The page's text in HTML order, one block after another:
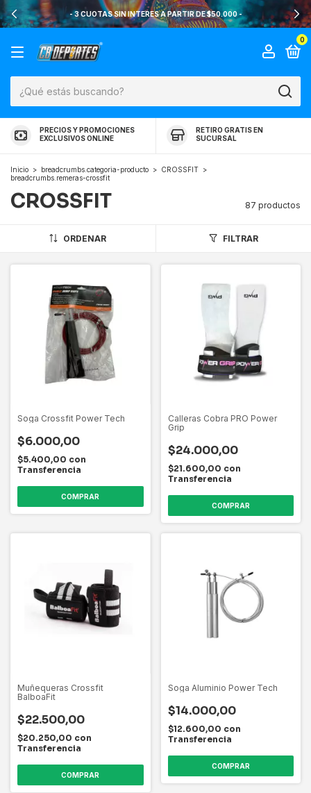
- 3 CUOTAS SIN INTERES A PARTIR DE $50.000 -
0
PRECIOS Y PROMOCIONES
EXCLUSIVOS ONLINE
RETIRO GRATIS EN
SUCURSAL
Inicio > breadcrumbs.categoria-producto > CROSSFIT >
breadcrumbs.remeras-crossfit
CROSSFIT 87 productos
ORDENAR FILTRAR
Soga Crossfit Power Tech
$6.000,00
$5.400,00 con
Transferencia
Calleras Cobra PRO Power
Grip
$24.000,00
$21.600,00 con
Transferencia
Muñequeras Crossfit
BalboaFit
$22.500,00
$20.250,00 con
Transferencia
COMPRAR
Soga Aluminio Power Tech
$14.000,00
$12.600,00 con
Transferencia